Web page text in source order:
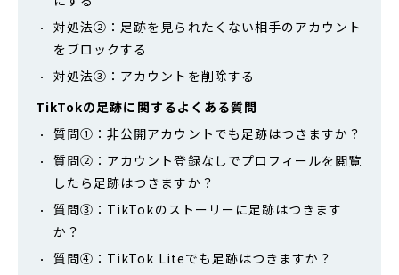
対処法②：足跡を見られたくない相手のアカウント
をブロックする
対処法③：アカウントを削除する
TikTokの足跡に関するよくある質問
質問①：非公開アカウントでも足跡はつきますか？
質問②：アカウント登録なしでプロフィールを閲覧
したら足跡はつきますか？
質問③：TikTokのストーリーに足跡はつきます
か？
質問④：TikTok Liteでも足跡はつきますか？